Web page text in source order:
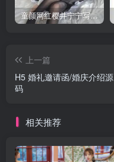
童颜网红樱井宁宁写真集套图
上一篇
H5 婚礼邀请函/婚庆介绍源
码
相关推荐